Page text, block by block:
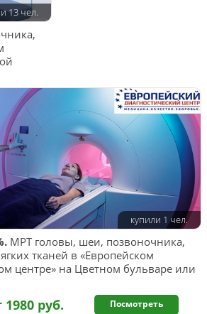
13 чел.
МРТ головы, шеи, позвоночника,
тканей в «Европейском
центре» на Цветном бульваре или
купили 1 чел.
1980 руб. Посмотреть